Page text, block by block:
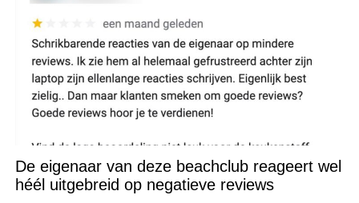
De eigenaar van deze beachclub reageert wel
héél uitgebreid op negatieve reviews